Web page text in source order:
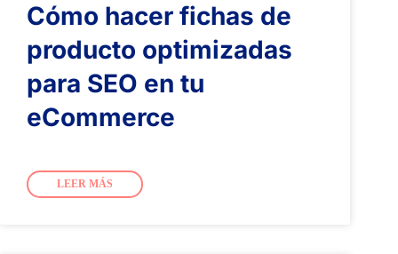
Cómo hacer fichas de
producto optimizadas
para SEO en tu
eCommerce
LEER MÁS